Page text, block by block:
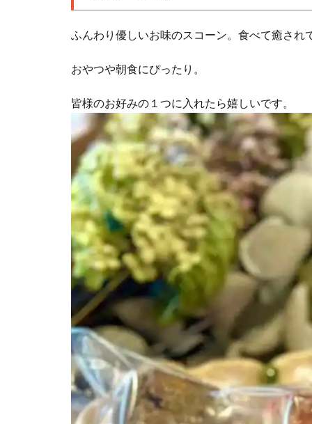
ふんわり優しいお味のスコーン。食べて癒され
おやつや朝食にぴったり。
皆様のお好みの１つに入れたら嬉しいです。